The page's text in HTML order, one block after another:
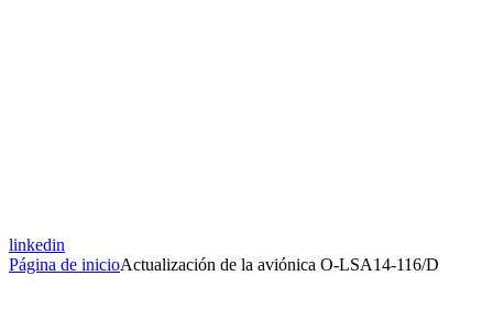
linkedin
Página de inicioActualización de la aviónica O-LSA14-116/D